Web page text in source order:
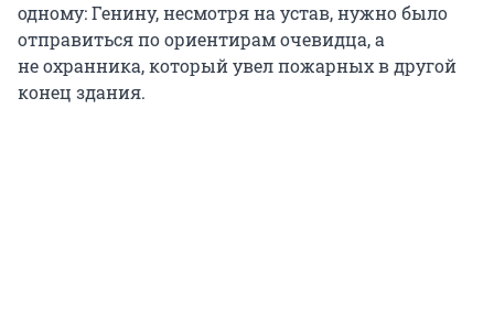
одному: Генину, несмотря на устав, нужно было
отправиться по ориентирам очевидца, а
не охранника, который увел пожарных в другой
конец здания.